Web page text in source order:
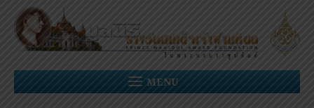
Skip
content
MENU